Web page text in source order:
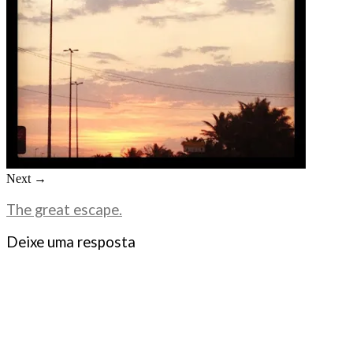
Next →
The great escape.
Deixe uma resposta